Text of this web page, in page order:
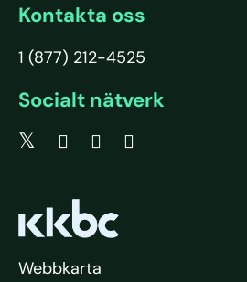
Kontakta oss
1 (877) 212-4525
Socialt nätverk
Webbkarta